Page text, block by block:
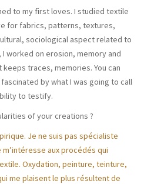
to my first loves. I studied textile
for fabrics, patterns, textures,
sociological aspect related to
worked on erosion, memory and
traces, memories. You can
by what I was going to call
to testify.
of your creations ?
Je ne suis pas spécialiste
aux procédés qui
Oxydation, peinture, teinture,
me plaisent le plus résultent de